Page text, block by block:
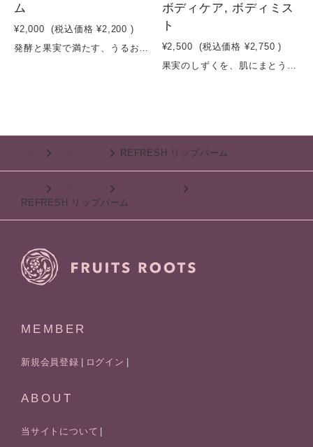
ム
¥2,000 (税込価格 ¥2,200 )
ボディケア, ボディミス
ト
¥2,500 (税込価格 ¥2,750 )
REFRESH リップバーム
REFRESH リップバーム
MEMBER
新規会員登録 ログイン
ABOUT
当サイトについて